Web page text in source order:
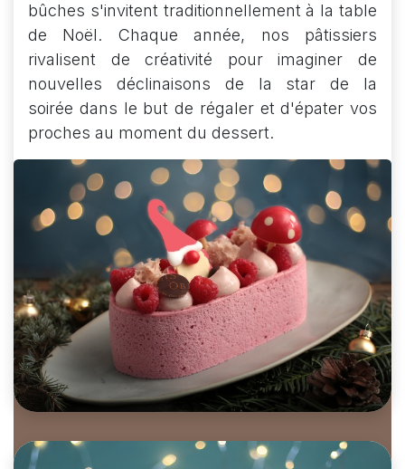
bûches s'invitent traditionnellement à la table
de Noël. Chaque année, nos pâtissiers
rivalisent de créativité pour imaginer de
nouvelles déclinaisons de la star de la
soirée dans le but de régaler et d'épater vos
proches au moment du dessert.